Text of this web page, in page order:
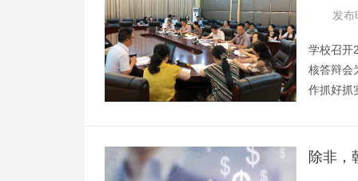
发布
学校召开
核答辩会
作抓好抓
室同时进
除非，